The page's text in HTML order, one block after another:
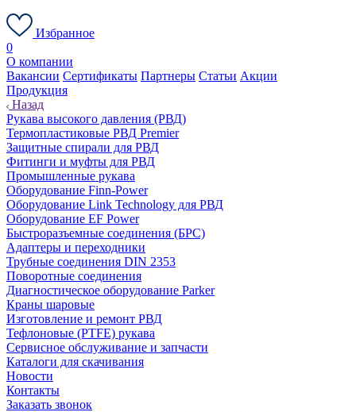
Избранное
0
О компании
Вакансии Сертификаты Партнеры Статьи Акции
Продукция
Назад
Рукава высокого давления (РВД)
Термопластиковые РВД Premier
Защитные спирали для РВД
Фитинги и муфты для РВД
Промышленные рукава
Оборудование Finn-Power
Оборудование Link Technology для РВД
Оборудование EF Power
Быстроразъемные соединения (БРС)
Адаптеры и переходники
Трубные соединения DIN 2353
Поворотные соединения
Диагностическое оборудование Parker
Краны шаровые
Изготовление и ремонт РВД
Тефлоновые (PTFE) рукава
Сервисное обслуживание и запчасти
Каталоги для скачивания
Новости
Контакты
Заказать звонок